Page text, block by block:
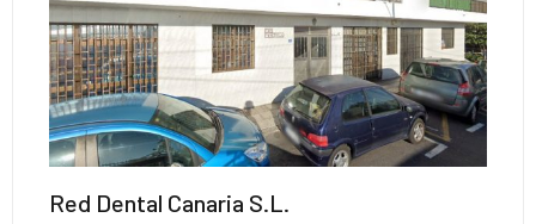
Red Dental Canaria S.L.